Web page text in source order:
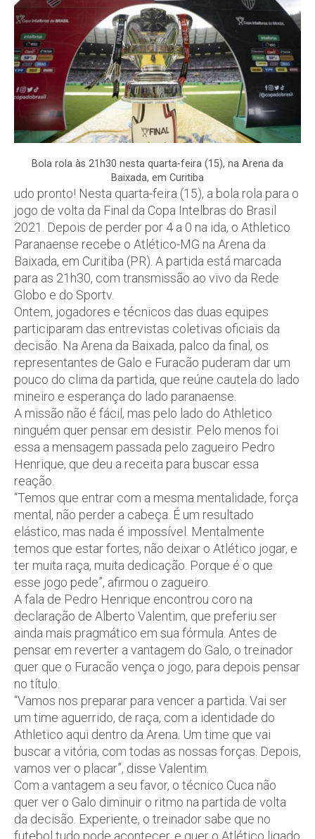
Bola rola às 21h30 nesta quarta-feira (15), na Arena da
Baixada, em Curitiba
udo pronto! Nesta quarta-feira (15), a bola rola para o
jogo de volta da Final da Copa Intelbras do Brasil
2021. Depois de perder por 4 a 0 na ida, o Athletico
Paranaense recebe o Atlético-MG na Arena da
Baixada, em Curitiba (PR). A partida está marcada
para as 21h30, com transmissão ao vivo da Rede
Globo e do Sportv.
Ontem, jogadores e técnicos das duas equipes
participaram das entrevistas coletivas oficiais da
decisão. Na Arena da Baixada, palco da final, os
representantes de Galo e Furacão puderam dar um
pouco do clima da partida, que reúne cautela do lado
mineiro e esperança do lado paranaense.
A missão não é fácil, mas pelo lado do Athletico
ninguém quer pensar em desistir. Pelo menos foi
essa a mensagem passada pelo zagueiro Pedro
Henrique, que deu a receita para buscar essa
reação.
“Temos que entrar com a mesma mentalidade, força
mental, não perder a cabeça. É um resultado
elástico, mas nada é impossível. Mentalmente
temos que estar fortes, não deixar o Atlético jogar, e
ter muita raça, muita dedicação. Porque é o que
esse jogo pede”, afirmou o zagueiro.
A fala de Pedro Henrique encontrou coro na
declaração de Alberto Valentim, que preferiu ser
ainda mais pragmático em sua fórmula. Antes de
pensar em reverter a vantagem do Galo, o treinador
quer que o Furacão vença o jogo, para depois pensar
no título.
“Vamos nos preparar para vencer a partida. Vai ser
um time aguerrido, de raça, com a identidade do
Athletico aqui dentro da Arena. Um time que vai
buscar a vitória, com todas as nossas forças. Depois,
vamos ver o placar”, disse Valentim.
Com a vantagem a seu favor, o técnico Cuca não
quer ver o Galo diminuir o ritmo na partida de volta
da decisão. Experiente, o treinador sabe que no
futebol tudo pode acontecer, e quer o Atlético ligado